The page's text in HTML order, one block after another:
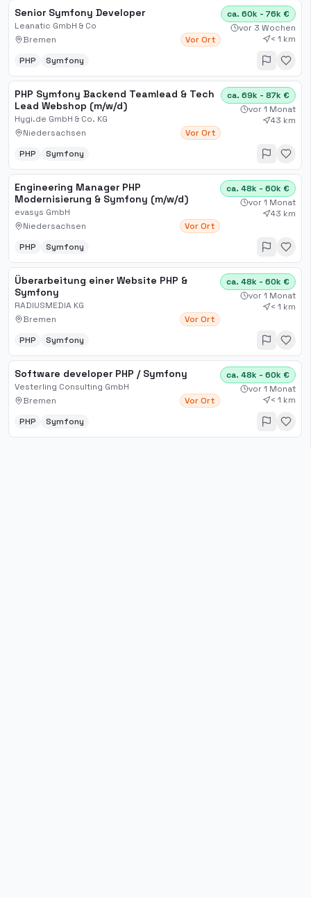
Senior Symfony Developer
Leanatic GmbH & Co
Bremen
Vor Ort
ca. 60k - 76k €
vor 3 Wochen
< 1 km
PHP
Symfony
PHP Symfony Backend Teamlead & Tech
Lead Webshop (m/w/d)
Hygi.de GmbH & Co. KG
Niedersachsen
Vor Ort
ca. 69k - 87k €
vor 1 Monat
43 km
PHP Symfony
Engineering Manager PHP
Modernisierung & Symfony (m/w/d)
evasys GmbH
Niedersachsen
Vor Ort
ca. 48k - 60k €
vor 1 Monat
43 km
PHP Symfony
Überarbeitung einer Website PHP &
Symfony
RADIUSMEDIA KG
Bremen
Vor Ort
ca. 48k - 60k €
vor 1 Monat
< 1 km
PHP Symfony
Software developer PHP / Symfony
Vesterling Consulting GmbH
Bremen
Vor Ort
ca. 48k - 60k €
vor 1 Monat
< 1 km
PHP
Symfony